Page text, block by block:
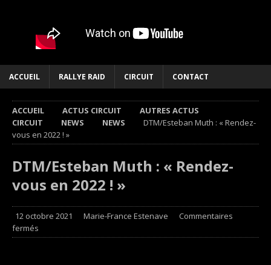
ACCUEIL RALLYE RAID CIRCUIT CONTACT
ACCUEIL ACTUS CIRCUIT
AUTRES ACTUS
CIRCUIT
NEWS NEWS
DTM/Esteban Muth : « Rendez-
vous en 2022 ! »
DTM/Esteban Muth : « Rendez-
vous en 2022 ! »
12 octobre 2021 Marie-France Estenave
Commentaires
fermés